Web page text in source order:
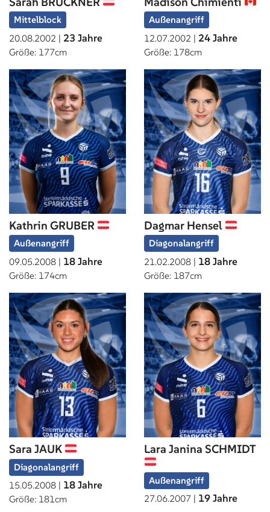
Mittelblock
20.08.2002 | 23 Jahre
Größe: 177cm
Außenangriff
12.07.2002 | 24 Jahre
Größe: 178cm
Kathrin GRUBER
Außenangriff
09.05.2008 | 18 Jahre
Größe: 174cm
Dagmar Hensel
Diagonalangriff
21.02.2008 | 18 Jahre
Größe: 187cm
Sara JAUK
Diagonalangriff
15.05.2008 | 18 Jahre
Größe: 181cm
Lara Janina SCHMIDT
Außenangriff
27.06.2007 | 19 Jahre